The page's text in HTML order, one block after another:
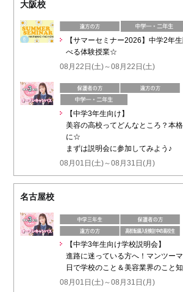
大阪校
【サマーセミナー2026】中学2年
べる体験授業☆
08月22日(土)～08月22日(土)
【中学3年生向け】
美容の高校ってどんなところ？本
に☆
まずは説明会に参加してみよう♪
08月01日(土)～08月31日(月)
名古屋校
【中学3年生向け学校説明会】
進路に迷っている方へ！マンツー
日で学校のこと＆美容業界のこと知
08月01日(土)～08月31日(月)